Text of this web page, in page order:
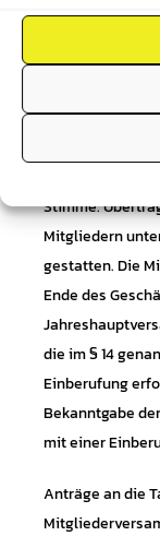
Die den
zustehenden
ausgeübt.
Stimme.
Mitgliedern
gestatten. Die
Ende des
die im § 14
Einberufung
Bekanntgabe
mit einer
Anträge an die